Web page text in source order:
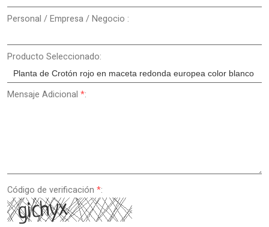
Personal / Empresa / Negocio :
Producto Seleccionado:
Mensaje Adicional *:
Código de verificación *: